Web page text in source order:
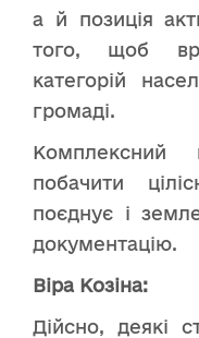
а й позиція
того, щоб
категорій
громаді.
Комплексний
побачити
поєднує і
документацію.
Віра Козіна:
Дійсно, деякі